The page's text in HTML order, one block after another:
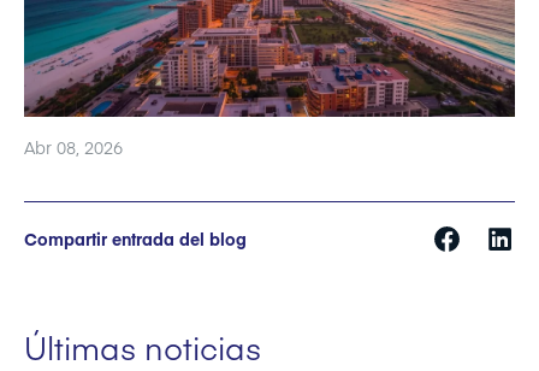
Abr 08, 2026
Compartir entrada del blog
Últimas noticias